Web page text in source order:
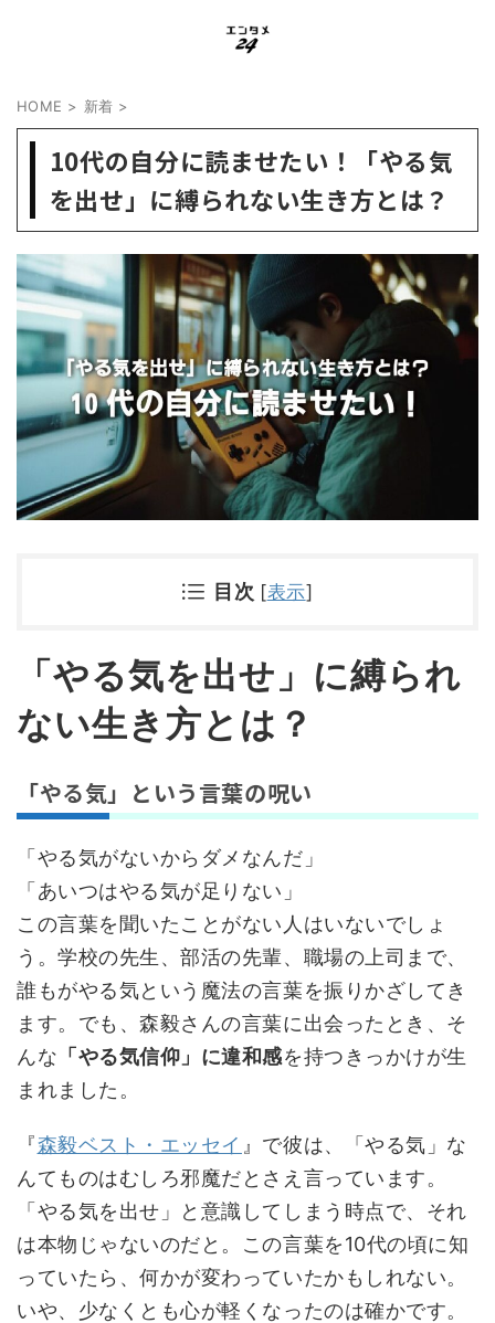
HOME > 新着 >
10代の自分に読ませたい！「やる気
を出せ」に縛られない生き方とは？
目次 [表示]
「やる気を出せ」に縛られ
ない生き方とは？
「やる気」という言葉の呪い
「やる気がないからダメなんだ」
「あいつはやる気が足りない」
この言葉を聞いたことがない人はいないでしょ
う。学校の先生、部活の先輩、職場の上司まで、
誰もがやる気という魔法の言葉を振りかざしてき
ます。でも、森毅さんの言葉に出会ったとき、そ
んな 「やる気信仰」に違和感を持つきっかけが生
まれました。
『森毅ベスト・エッセイ 』で彼は、「やる気」な
んてものはむしろ邪魔だとさえ言っています。
「やる気を出せ」と意識してしまう時点で、それ
は本物じゃないのだと。この言葉を10代の頃に知
っていたら、何かが変わっていたかもしれない。
いや、少なくとも心が軽くなったのは確かです。